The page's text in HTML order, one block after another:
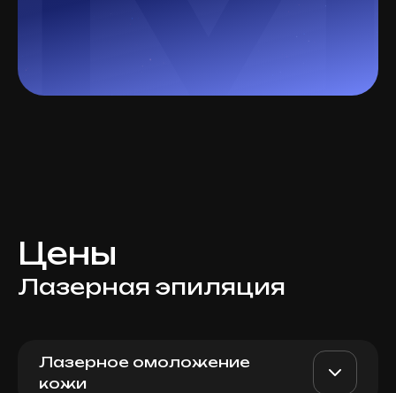
Цены
Лазерная эпиляция
Лазерное омоложение
кожи